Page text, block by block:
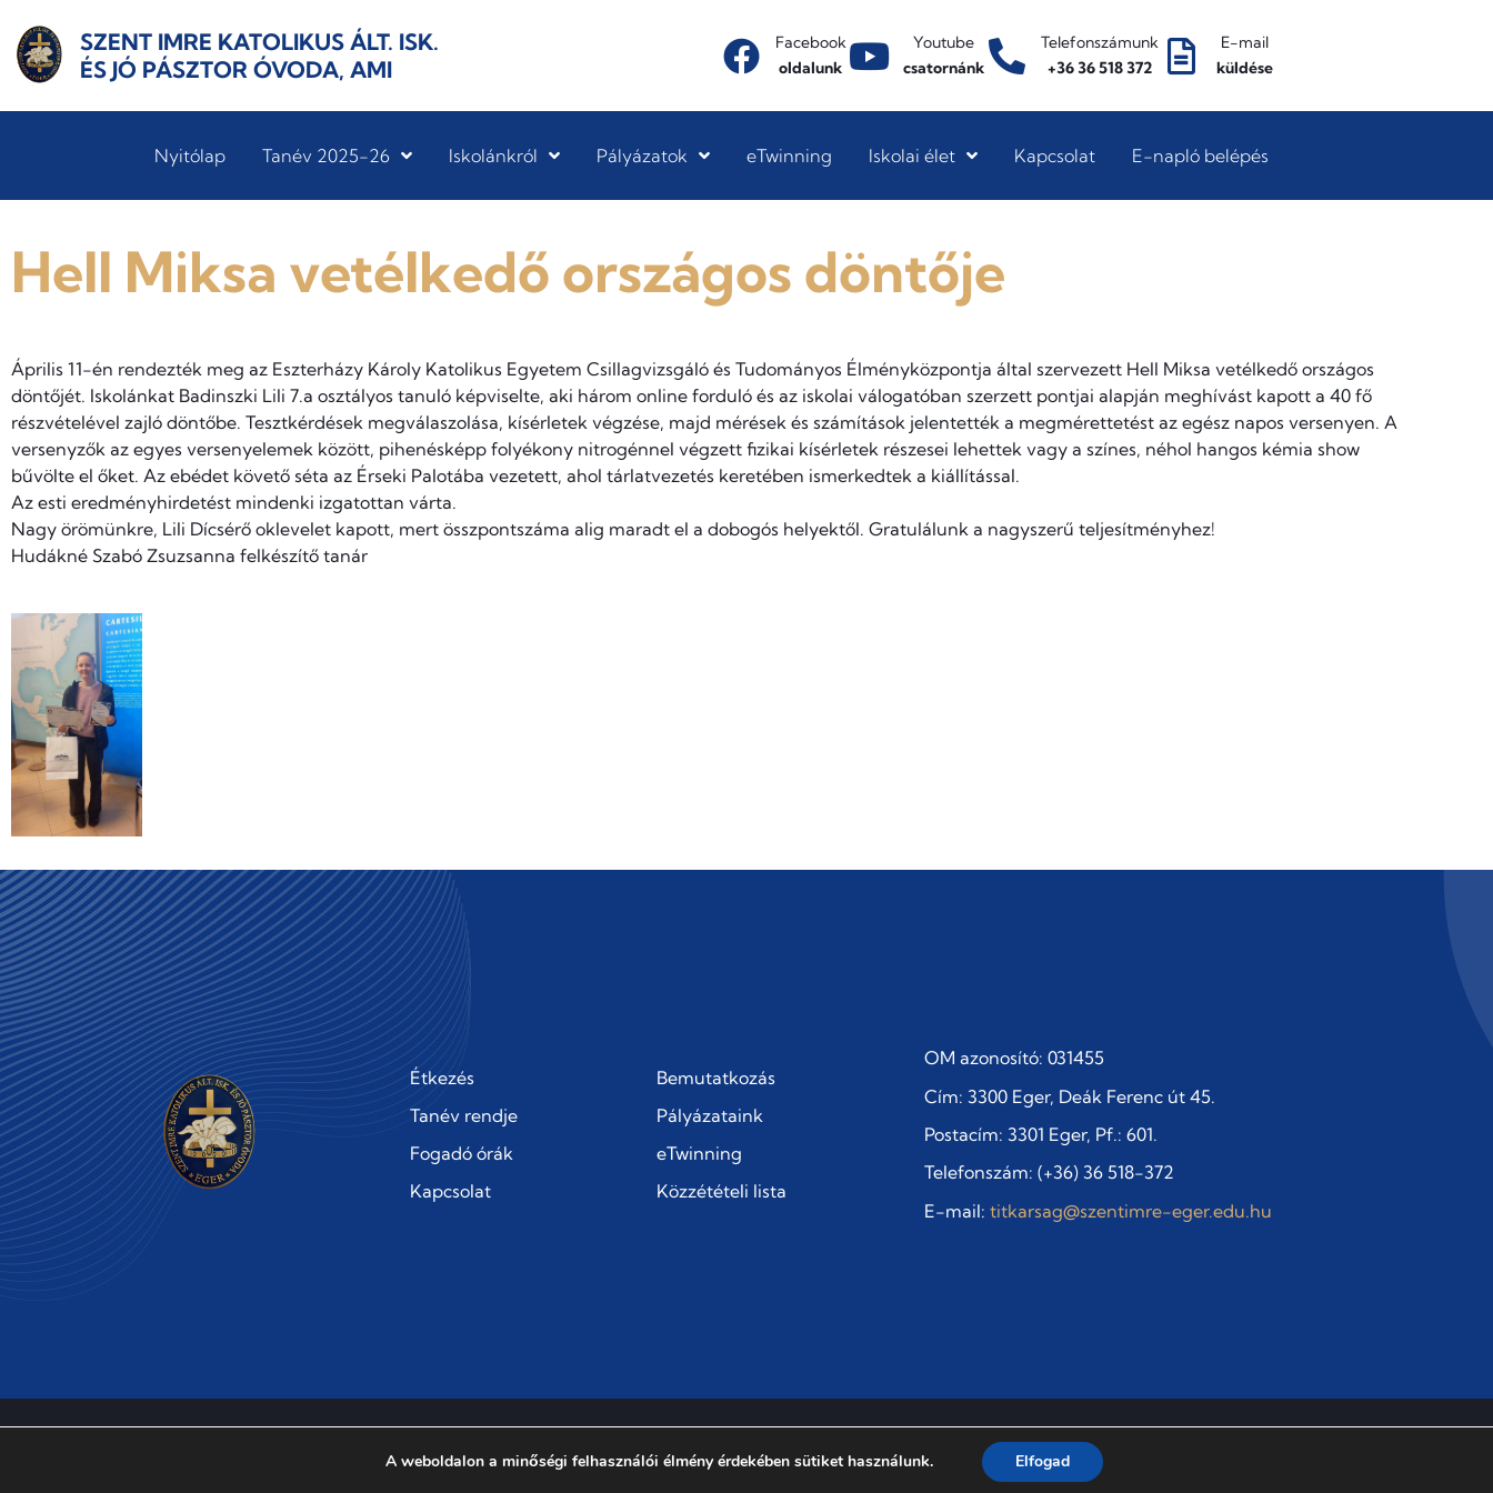
SZENT IMRE KATOLIKUS ÁLT. ISK.
ÉS JÓ PÁSZTOR ÓVODA, AMI
Facebook
oldalunk
Youtube
csatornánk
Telefonszámunk
+36 36 518 372
E-mail
küldése
Nyitólap Tanév 2025-26 Iskolánkról Pályázatok eTwinning Iskolai élet Kapcsolat E-napló belépés
Hell Miksa vetélkedő országos döntője
Április 11-én rendezték meg az Eszterházy Károly Katolikus Egyetem Csillagvizsgáló és Tudományos Élményközpontja által szervezett Hell Miksa vetélkedő országos
döntőjét. Iskolánkat Badinszki Lili 7.a osztályos tanuló képviselte, aki három online forduló és az iskolai válogatóban szerzett pontjai alapján meghívást kapott a 40 fő
részvételével zajló döntőbe. Tesztkérdések megválaszolása, kísérletek végzése, majd mérések és számítások jelentették a megmérettetést az egész napos versenyen. A
versenyzők az egyes versenyelemek között, pihenésképp folyékony nitrogénnel végzett fizikai kísérletek részesei lehettek vagy a színes, néhol hangos kémia show
bűvölte el őket. Az ebédet követő séta az Érseki Palotába vezetett, ahol tárlatvezetés keretében ismerkedtek a kiállítással.
Az esti eredményhirdetést mindenki izgatottan várta.
Nagy örömünkre, Lili Dícsérő oklevelet kapott, mert összpontszáma alig maradt el a dobogós helyektől. Gratulálunk a nagyszerű teljesítményhez!
Hudákné Szabó Zsuzsanna felkészítő tanár
Étkezés
Tanév rendje
Fogadó órák
Kapcsolat
Bemutatkozás
Pályázataink
eTwinning
Közzétételi lista
OM azonosító: 031455
Cím: 3300 Eger, Deák Ferenc út 45.
Postacím: 3301 Eger, Pf.: 601.
Telefonszám: (+36) 36 518-372
E-mail:titkarsag@szentimre-eger.edu.hu
A weboldalon a minőségi felhasználói élmény érdekében sütiket használunk. Elfogad